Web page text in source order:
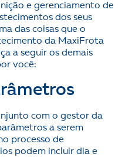
e gerenciamento de
dos seus
das coisas que o
da MaxiFrota
a seguir os demais
você:
com o gestor da
a serem
processo de
podem incluir dia e